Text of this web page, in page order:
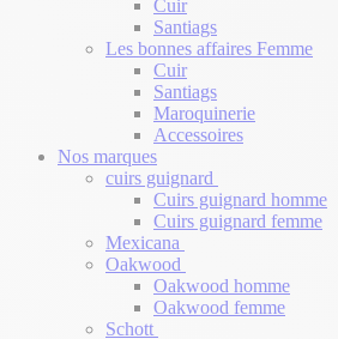
Cuir
Santiags
Les bonnes affaires Femme
Cuir
Santiags
Maroquinerie
Accessoires
Nos marques
cuirs guignard
Cuirs guignard homme
Cuirs guignard femme
Mexicana
Oakwood
Oakwood homme
Oakwood femme
Schott